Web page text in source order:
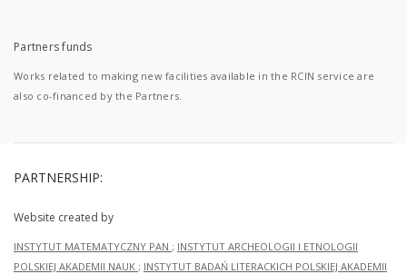
Partners funds
Works related to making new facilities available in the RCIN service are
also co-financed by the Partners.
PARTNERSHIP:
Website created by
INSTYTUT MATEMATYCZNY PAN ; INSTYTUT ARCHEOLOGII I ETNOLOGII
POLSKIEJ AKADEMII NAUK ; INSTYTUT BADAŃ LITERACKICH POLSKIEJ AKADEMII